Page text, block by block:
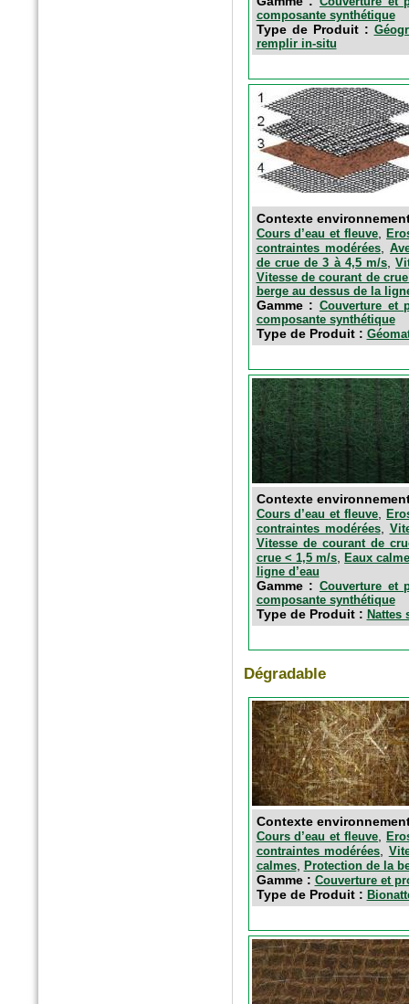
composante synthétique
Type de Produit :
remplir in-situ
Contexte
Cours d’eau et fleuve,
contraintes modérées,
de crue de 3 à 4,5 m/s,
Vitesse de courant de
berge au dessus de la
Gamme : Couverture et
composante synthétique
Type de Produit :
Contexte
Cours d’eau et fleuve,
contraintes modérées,
Vitesse de courant de
crue < 1,5 m/s,Eaux
ligne d’eau
Gamme : Couverture et
composante synthétique
Type de Produit : Nattes
Dégradable
Contexte
Cours d’eau et fleuve ,
contraintes modérées
calmes, Protection de la
Gamme : Couverture et
Type de Produit :